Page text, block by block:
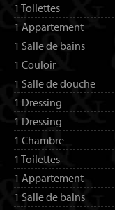
1 Toilettes
1 Appartement
1 Salle de bains
1 Couloir
1 Salle de douche
1 Dressing
1 Dressing
1 Chambre
1 Toilettes
1 Appartement
1 Salle de bains